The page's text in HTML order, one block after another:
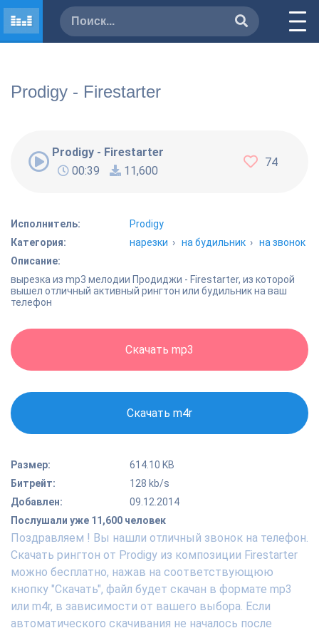
Prodigy - Firestarter
Prodigy - Firestarter
00:39
11,600
74
Исполнитель:
Prodigy
Категория:
нарезки ›на будильник ›на звонок
Описание:
вырезка из mp3 мелодии Продиджи - Firestarter, из которой
вышел отличный активный рингтон или будильник на ваш
телефон
Скачать mp3
Скачать m4r
Размер:
614.10 KB
Битрейт:
128 kb/s
Добавлен:
09.12.2014
Послушали уже 11,600 человек
Поздравляем ! Вы нашли отличный звонок на телефон.
Скачать рингтон от Prodigy из композиции Firestarter
можно бесплатно, нажав на соответствующюю
кнопку "Скачать", файл будет скачан в формате mp3
или m4r, в зависимости от вашего выбора. Если
автоматического скачивания не началось после